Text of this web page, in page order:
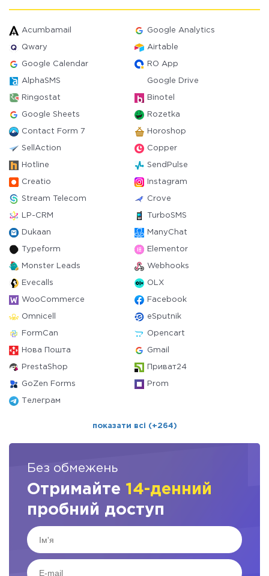
Acumbamail Google Analytics
Qwary Airtable
Google Calendar RO App
AlphaSMS Google Drive
Ringostat Binotel
Google Sheets Rozetka
Contact Form 7 Horoshop
SellAction Copper
Hotline SendPulse
Creatio Instagram
Stream Telecom Crove
LP-CRM TurboSMS
Dukaan ManyChat
Typeform Elementor
Monster Leads Webhooks
Evecalls OLX
WooCommerce Facebook
Omnicell eSputnik
FormCan Opencart
Нова Пошта Gmail
PrestaShop Приват24
GoZen Forms Prom
Телеграм
показати всі (+264)
Без обмежень
Отримайте 14-денний
пробний доступ